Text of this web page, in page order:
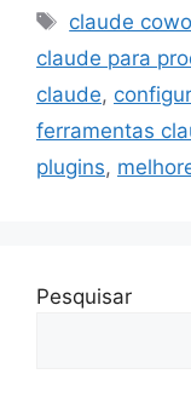
Tags
claude
claude para
claude,
ferramentas
plugins,
Pesquisar